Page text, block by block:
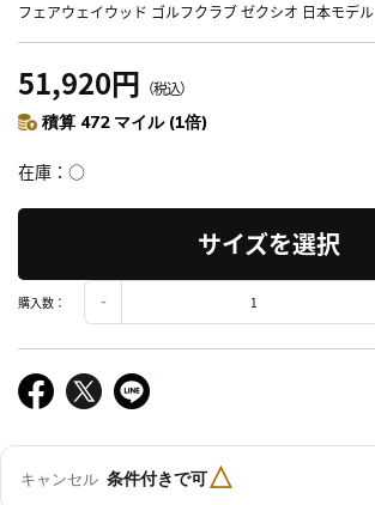
フェアウェイウッド ゴルフクラブ ゼクシオ 日本モデル
51,920円 （税込）
積算 472 マイル (1倍)
在庫 ○
サイズを選択
購入数：
キャンセル 条件付きで可△